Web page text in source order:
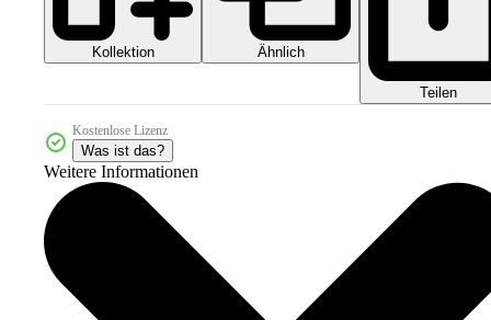
Kollektion Ähnlich
Teilen
Kostenlose Lizenz
Was ist das?
Weitere Informationen